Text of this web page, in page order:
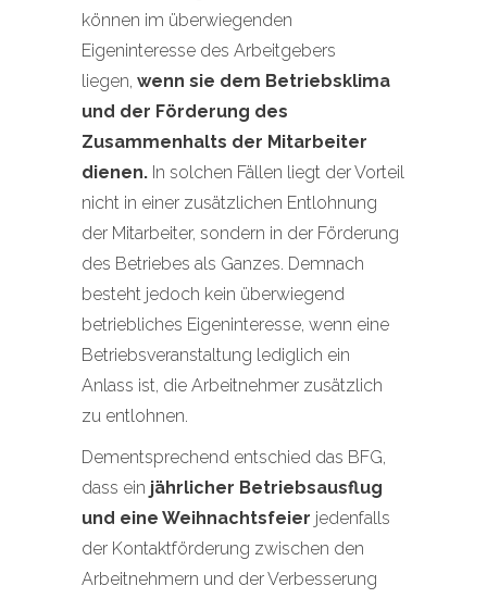
können im überwiegenden
Eigeninteresse des Arbeitgebers
liegen, wenn sie dem Betriebsklima
und der Förderung des
Zusammenhalts der Mitarbeiter
dienen. In solchen Fällen liegt der Vorteil
nicht in einer zusätzlichen Entlohnung
der Mitarbeiter, sondern in der Förderung
des Betriebes als Ganzes. Demnach
besteht jedoch kein überwiegend
betriebliches Eigeninteresse, wenn eine
Betriebsveranstaltung lediglich ein
Anlass ist, die Arbeitnehmer zusätzlich
zu entlohnen.
Dementsprechend entschied das BFG,
dass ein jährlicher Betriebsausflug
und eine Weihnachtsfeier jedenfalls
der Kontaktförderung zwischen den
Arbeitnehmern und der Verbesserung